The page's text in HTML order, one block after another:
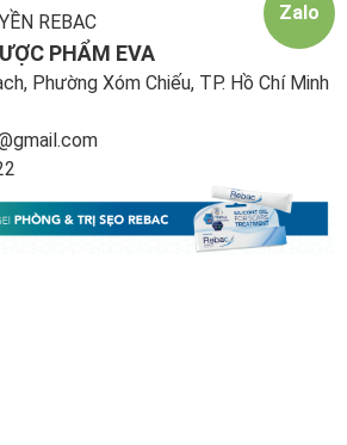
REBAC
PHẨM EVA
Phường Xóm Chiếu, TP. Hồ Chí Minh
Zalo